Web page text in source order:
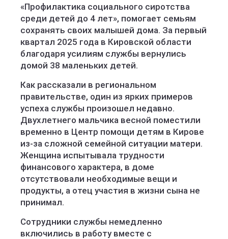
«Профилактика социального сиротства
среди детей до 4 лет», помогает семьям
сохранять своих малышей дома. За первый
квартал 2025 года в Кировской области
благодаря усилиям службы вернулись
домой 38 маленьких детей.
Как рассказали в региональном
правительстве, один из ярких примеров
успеха службы произошел недавно.
Двухлетнего мальчика весной поместили
временно в Центр помощи детям в Кирове
из-за сложной семейной ситуации матери.
Женщина испытывала трудности
финансового характера, в доме
отсутствовали необходимые вещи и
продукты, а отец участия в жизни сына не
принимал.
Сотрудники службы немедленно
включились в работу вместе с